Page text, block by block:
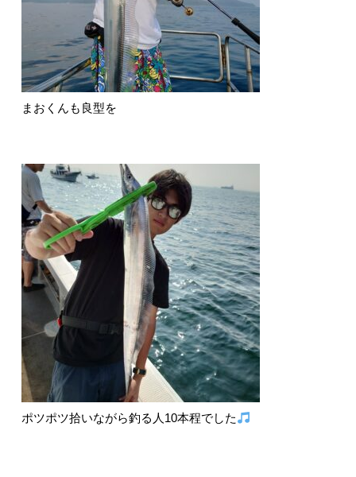
まおくんも良型を
ポツポツ拾いながら釣る人10本程でした